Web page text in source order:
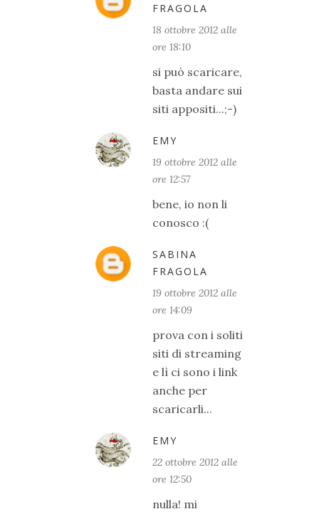
FRAGOLA
18 ottobre 2012 alle
ore 18:10
si può scaricare,
basta andare sui
siti appositi...;-)
EMY
19 ottobre 2012 alle
ore 12:57
bene, io non li
conosco :(
SABINA
FRAGOLA
19 ottobre 2012 alle
ore 14:09
prova con i soliti
siti di streaming
e lì ci sono i link
anche per
scaricarli...
EMY
22 ottobre 2012 alle
ore 12:50
nulla! mi